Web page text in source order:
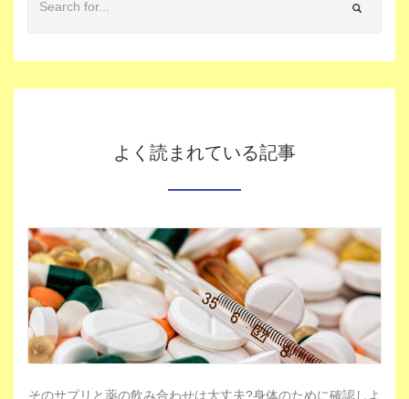
よく読まれている記事
そのサプリと薬の飲み合わせは大丈夫?身体のために確認しよ